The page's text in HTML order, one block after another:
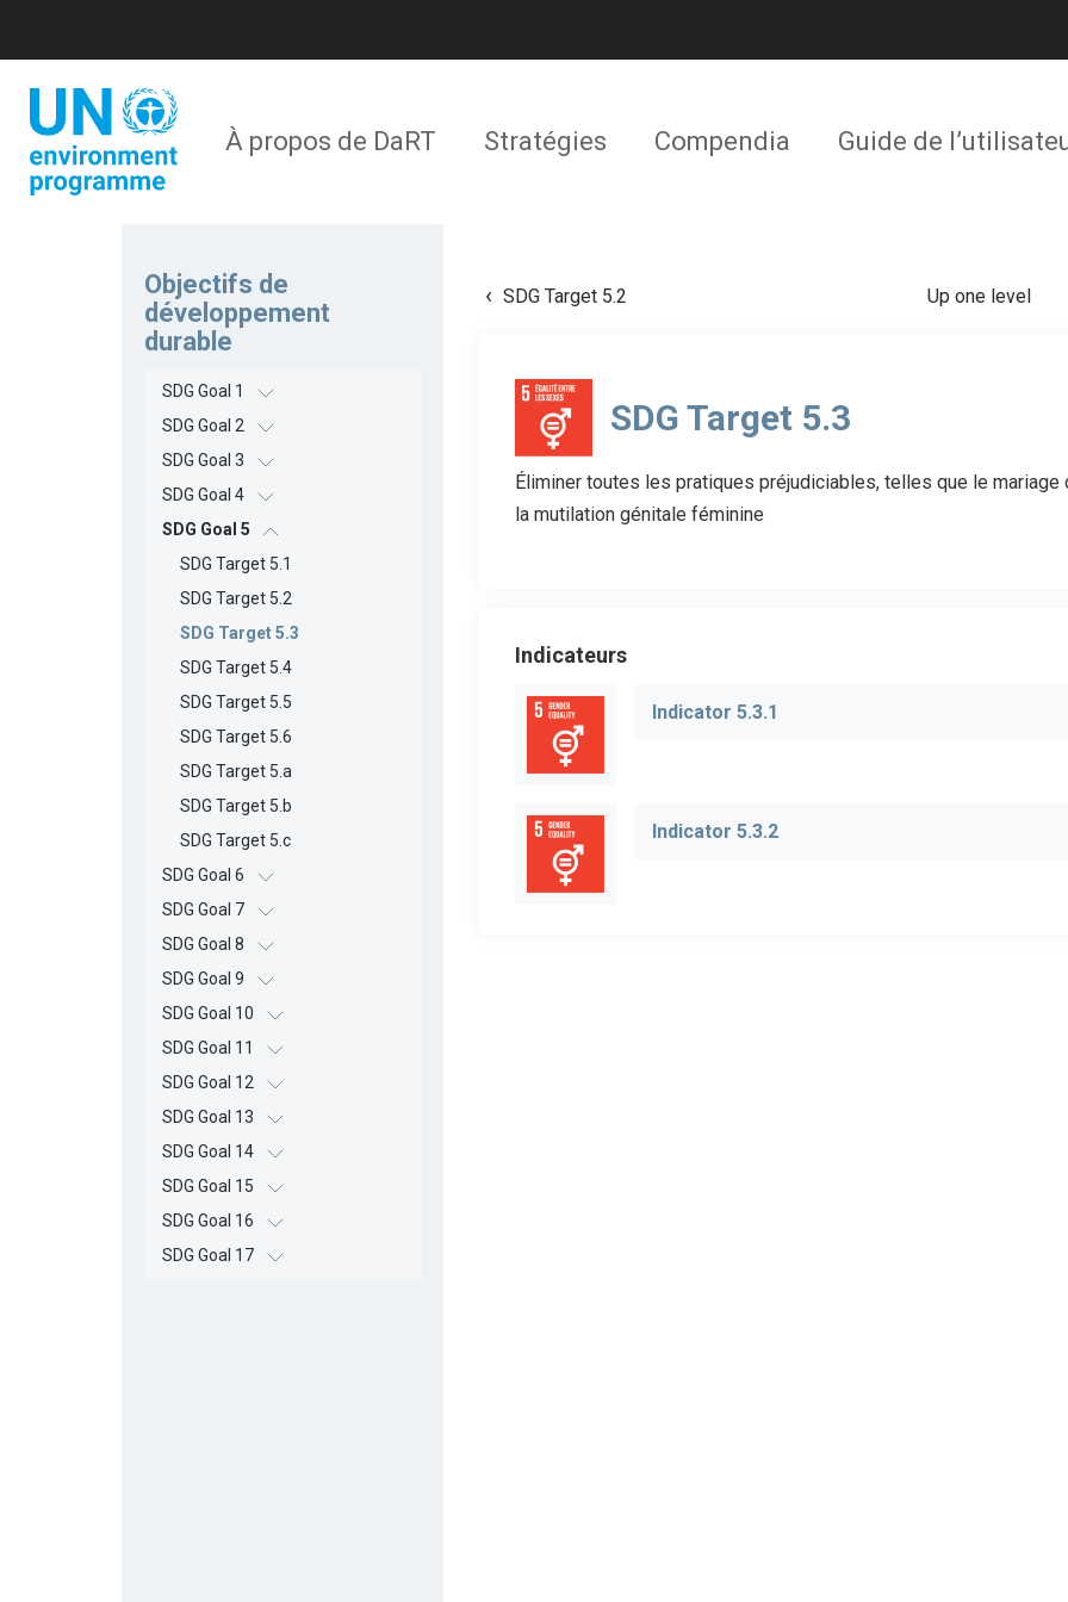
contenu
Navigation
principale
À propos de DaRT Stratégies Compendia Guide de
Objectifs de
développement
durable
SDG Goal 1
SDG Goal 2
SDG Goal 3
SDG Goal 4
SDG Goal 5
SDG Target 5.1
SDG Target 5.2
SDG Target 5.3
SDG Target 5.4
SDG Target 5.5
SDG Target 5.6
SDG Target 5.a
SDG Target 5.b
SDG Target 5.c
SDG Goal 6
SDG Goal 7
SDG Goal 8
SDG Goal 9
SDG Goal 10
SDG Goal 11
SDG Goal 12
SDG Goal 13
SDG Goal 14
SDG Goal 15
SDG Goal 16
SDG Goal 17
SDG Target 5.2 Up one level
SDG Target 5.3
Éliminer toutes les pratiques préjudiciables, telles que le
la mutilation génitale féminine
Indicateurs
Indicator 5.3.1
Indicator 5.3.2